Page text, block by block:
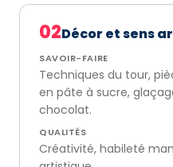
02Décor et sens
SAVOIR-FAIRE
Techniques du tour,
en pâte à sucre,
chocolat.
QUALITÉS
Créativité, habileté